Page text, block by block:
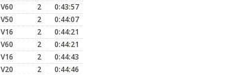
V60 2
0:43:57
V50 2
0:44:07
V16 2
0:44:21
V60 2
0:44:21
V16 2
0:44:43
V20 2
0:44:46